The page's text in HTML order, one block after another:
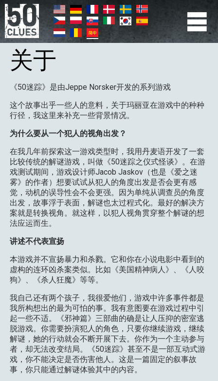
跳
转
到
主
要
PRIMÆR
NAVIGATION
关于
《50迷踪》是由Jeppe Norsker开发的系列游戏
这个故事出乎一些人的意料，关于玛丽亚在游戏中的种种
行径，我这里来补充一些背景情况。
为什么要从一个犯人的视角出发？
在我几年前探索这一游戏类型时，我用丹麦语开发了一套
比较传统的解谜游戏，叫做《50迷踪之仪式怪谈》。在游
戏测试期间，游戏设计师Jacob Jaskov（也是《爱之迷
雾》的作者）想要试试从犯人的角度出发是否会更有感
觉，动机的误导性会不会更强。因为单纯从调查员的角度
出发，故事浮于表面，解谜也太过程式化。最好的解决方
案就是转换视角。就这样，以犯人视角贯穿整个解谜的想
法应运而生。
讲述不代表宣扬
本游戏并不宣扬暴力和杀戮。它和你在小说电影中看到的
虚构的连环凶杀案类似。比如《美国精神病人》、《人咬
狗》、《杀人狂魔》等等。
我自己还有两个孩子，我很爱他们，游戏中许多事件都是
我所构想出的最为可怕的事。我有意图要在游戏过程中引
起一些不适。《邪神篇》三部曲的确是让人压抑的密室逃
脱游戏。你需要扮演犯人的角色，只要你继续游戏，继续
解谜，她的行动就会不断开展下去。你作为一个主动参与
者，却无法改变结局。《50迷踪》甚至不是一部互动式游
戏，你不能决定是否伤害他人。这是一篇固定的叙事故
事，你只能通过解谜体验其中的内容。